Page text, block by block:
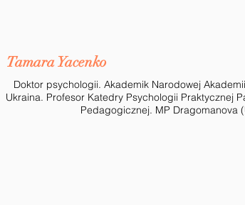
Tamara Yacenko
Doktor psychologii. Akademik Narodowej
Ukraina. Profesor Katedry Psychologii Praktycznej
Pedagogicznej. MP Dragomanova